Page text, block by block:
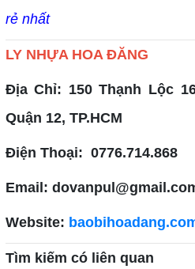
rẻ nhất
LY NHỰA HOA ĐĂNG
Địa Chỉ: 150 Thạnh Lộc
Quận 12, TP.HCM
Điện Thoại: 0776.714.868
Email:
Website:
Tìm kiếm có liên quan